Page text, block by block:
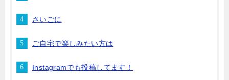
さいごに
ご自宅で楽しみたい方は
Instagramでも投稿してます！